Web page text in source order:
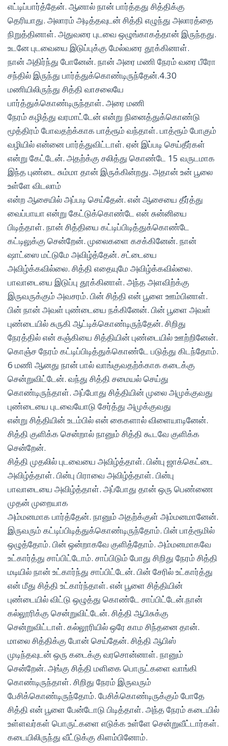
எட்டிப்பார்த்தேன். ஆனால் நான் பார்த்தது சித்திக்கு
தெரியாது. அலாரம் அடித்தவுடன் சித்தி எழுந்து அலாரத்தை
நிறுத்தினாள். அதுவரை புடவை ஒழுங்காகத்தான் இருந்தது.
உடனே புடவையை இடுப்புக்கு மேல்வரை தூக்கினாள்.
நான் அதிர்ந்து போனேன். நான் அரை மணி நேரம் வரை பீரோ
சந்தில் இருந்து பார்த்துக்கொண்டிருந்தேன்.4.30
மணியிலிருந்து சித்தி வாசலையே
பார்த்துக்கொண்டிருந்தாள். அரை மணி
நேரம் கழித்து வரமாட்டேன் என்று நினைத்துக்கொண்டு
மூத்திரம் போவதற்க்காக பாத்ரூம் வந்தாள். பாத்ரூம் போகும்
வழியில் என்னை பார்த்துவிட்டாள். ஏன் இப்படி செய்தீர்கள்
என்று கேட்டேன். அதற்க்கு சலித்து கொண்டே 15 வருடமாக
இந்த புண்டை சும்மா தான் இருக்கின்றது. அதான் உன் பூலை
உள்ளே விடலாம்
என்ற ஆசையில் அப்படி செய்தேன். என் ஆசையை தீர்த்து
வைப்பாயா என்று கேட்டுக்கொண்டே என் சுன்னியை
பிடித்தாள். நான் சித்தியை கட்டிப்பிடித்துக்கொண்டே
கட்டிலுக்கு சென்றேன். முலைகளை கசக்கினேன். நான்
ஷாட்ஸை மட்டுமே அவிழ்த்தேன். சட்டையை
அவிழ்க்கவில்லை. சித்தி எதையுமே அவிழ்க்கவில்லை.
பாவாடையை இடுப்பு தூக்கினாள். அந்த அளவிற்க்கு
இருவருக்கும் அவசரம். பின் சித்தி என் பூளை ஊம்பினாள்.
பின் நான் அவள் புண்டையை நக்கினேன். பின் பூளை அவள்
புண்டையில் சுருகி ஆட்டிக்கொண்டிருந்தேன். சிறிது
நேரத்தில் என் கஞ்கியை சித்தியின் புண்டையில் ஊற்றினேன்.
கொஞ்ச நேரம் கட்டிப்பிடித்துக்கொண்டே படுத்து கிடந்தோம்.
6 மணி ஆனது நான் பால் வாங்குவதற்க்காக கடைக்கு
சென்றுவிட்டேன். வந்து சித்தி சமையல் செய்து
கொண்டிருந்தாள். அப்போது சித்தியின் முலை அமுக்குவது
புண்டையை புடவையோடு சேர்த்து அமுக்குவது
என்று சித்தியின் உடம்பில் என் கைகளால் விளையாடினேன்.
சித்தி குளிக்க சென்றால் நானும் சித்தி கூடவே குளிக்க
சென்றேன்.
சித்தி முதலில் புடவையை அவிழ்த்தாள். பின்பு ஜாக்கெட்டை
அவிழ்த்தாள். பின்பு பிராவை அவிழ்த்தாள். பின்பு
பாவாடையை அவிழ்த்தாள். அப்போது தான் ஒரு பெண்ணை
முதன் முறையாக
அம்மனமாக பார்த்தேன். நானும் அதற்க்குள் அம்மனமானேன்.
இருவரும் கட்டிப்பிடித்துக்கொண்டிருந்தோம். பின் பாத்ரூமில்
ஒழுத்தோம். பின் ஒன்றாகவே குளித்தோம். அம்மனமாகவே
உட்கார்த்து சாப்பிட்டோம். சாப்பிடும் போது சிறிது நேரம் சித்தி
மடியில் நான் உட்கார்ந்து சாப்பிட்டேன். பின் சேரில் உட்கார்த்து
என் மீது சித்தி உட்கார்ந்தாள். என் பூளை சித்தியின்
புண்டையில் விட்டு ஒழுத்து கொண்டே சாப்பிட்டேன்.நான்
கல்லூரிக்கு சென்றுவிட்டேன். சித்தி ஆபிசுக்கு
சென்றுவிட்டாள். கல்லூரியில் ஒரே காம சிந்தனை தான்.
மாலை சித்திக்கு போன் செய்தேன். சித்தி ஆபிஸ்
முடிந்தவுடன் ஒரு கடைக்கு வரசொன்னாள். நானும்
சென்றேன். அங்கு சித்தி மளிகை பொருட்களை வாங்கி
கொண்டிருந்தாள். சிறிது நேரம் இருவரும்
பேசிக்கொண்டிருந்தோம். பேசிக்கொண்டிருக்கும் போதே
சித்தி என் பூளை பேன்டோடு பிடித்தாள். அந்த நேரம் கடையில்
உள்ளவர்கள் பொருட்களை எடுக்க உள்ளே சென்றுவீட்டார்கள்.
கடையிலிருந்து வீட்டுக்கு கிளம்பினோம்.